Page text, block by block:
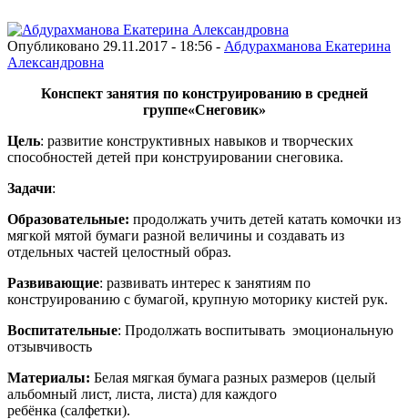
Опубликовано 29.11.2017 - 18:56 - Абдурахманова Екатерина
Александровна
Конспект занятия по конструированию в средней
группе«Снеговик»
Цель: развитие конструктивных навыков и творческих
способностей детей при конструировании снеговика.
Задачи:
Образовательные: продолжать учить детей катать комочки из
мягкой мятой бумаги разной величины и создавать из
отдельных частей целостный образ.
Развивающие: развивать интерес к занятиям по
конструированию с бумагой, крупную моторику кистей рук.
Воспитательные: Продолжать воспитывать эмоциональную
отзывчивость
Материалы: Белая мягкая бумага разных размеров (целый
альбомный лист, листа, листа) для каждого
ребёнка (салфетки).